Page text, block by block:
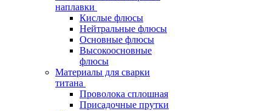
наплавки
Кислые флюсы
Нейтральные флюсы
Основные флюсы
Высокоосновные
флюсы
Материалы для сварки
титана
Проволока сплошная
Присадочные прутки